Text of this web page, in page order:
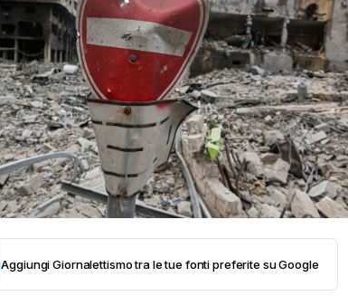
Aggiungi Giornalettismo tra le tue fonti preferite su Google